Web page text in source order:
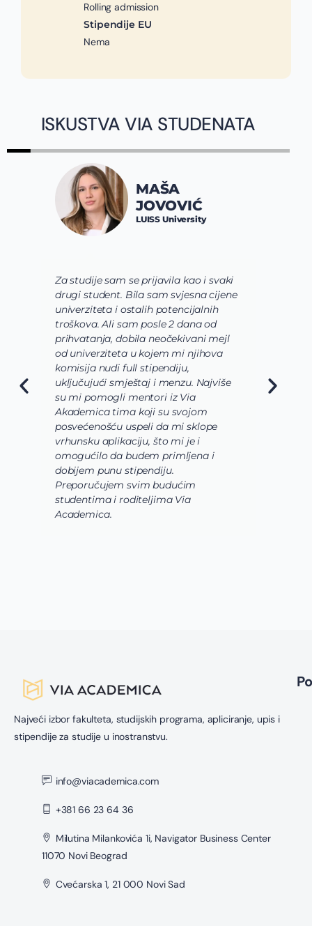
Rolling admission
Stipendije EU
Nema
ISKUSTVA VIA STUDENATA
Za studije sam se prijavila kao i svaki
drugi student. Bila sam svjesna cijene
univerziteta i ostalih potencijalnih
troškova. Ali sam posle 2 dana od
prihvatanja, dobila neočekivani mejl
od univerziteta u kojem mi njihova
komisija nudi full stipendiju,
uključujući smještaj i menzu. Najviše
su mi pomogli mentori iz Via
Akademica tima koji su svojom
posvećenošću uspeli da mi sklope
vrhunsku aplikaciju, što mi je i
omogućilo da budem primljena i
dobijem punu stipendiju.
Preporučujem svim budućim
studentima i roditeljima Via
Academica.
MAŠA
JOVOVIĆ
LUISS University
Najveći izbor fakulteta, studijskih programa, apliciranje, upis i
stipendije za studije u inostranstvu.
info@viacademica.com
+381 66 23 64 36
Milutina Milankovića 1i, Navigator Business Center
11070 Novi Beograd
Cvećarska 1, 21 000 Novi Sad